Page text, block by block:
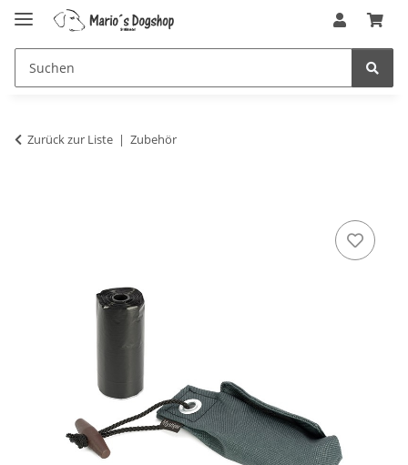
Zurück zur Liste Zubehör